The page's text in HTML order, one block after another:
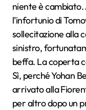
niente è cambiato.
l’infortunio di
sollecitazione alla
sinistro,
beffa. La coperta
Sì, perché Yohan
arrivato alla
per altro dopo un